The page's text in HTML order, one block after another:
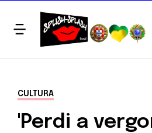
CULTURA
'Perdi a